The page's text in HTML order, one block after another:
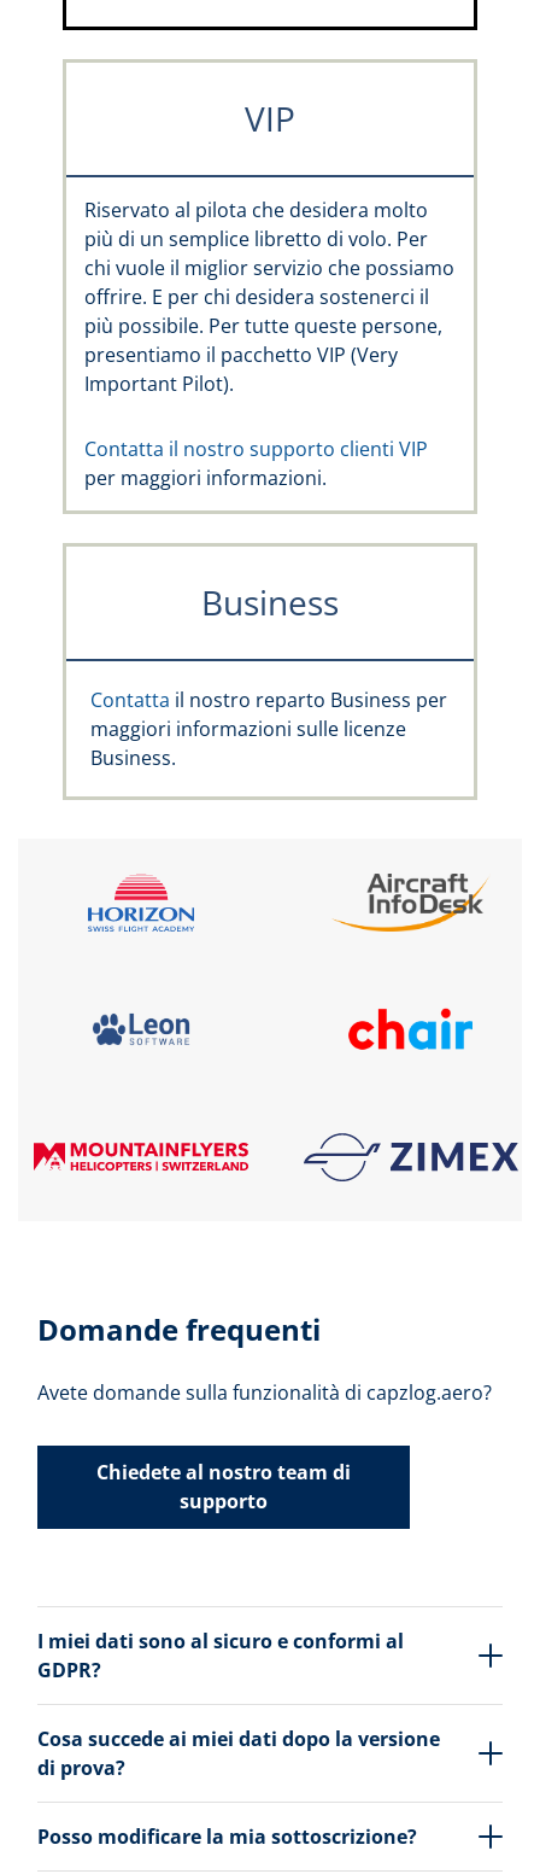
VIP
Riservato al pilota che desidera molto
più di un semplice libretto di volo. Per
chi vuole il miglior servizio che possiamo
offrire. E per chi desidera sostenerci il
più possibile. Per tutte queste persone,
presentiamo il pacchetto VIP (Very
Important Pilot).
Contatta il nostro supporto clienti VIP
per maggiori informazioni.
Business
Contatta il nostro reparto Business per
maggiori informazioni sulle licenze
Business.
Domande frequenti
Avete domande sulla funzionalità di capzlog.aero?
Chiedete al nostro team di
supporto
I miei dati sono al sicuro e conformi al
GDPR?
Cosa succede ai miei dati dopo la versione
di prova?
Posso modificare la mia sottoscrizione?